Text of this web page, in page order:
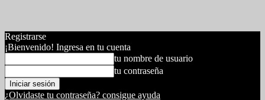
Registrarse
¡Bienvenido! Ingresa en tu cuenta
tu nombre de usuario
tu contraseña
¿Olvidaste tu contraseña? consigue ayuda